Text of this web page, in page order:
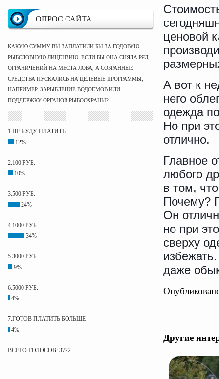
ОПРОС САЙТА
КАКУЮ СУММУ ВЫ ЗАПЛАТИЛИ БЫ ЗА ГОДОВУЮ
РЫБОЛОВНУЮ ЛИЦЕНЗИЮ, ЕСЛИ БЫ ОНА СНЯЛА РЯД
ОГРАНИЧЕНИЙ НА МЕСТА ЛОВА, А СОБРАННЫЕ
СРЕДСТВА ПУСКАЛИСЬ НА ЦЕЛЕВЫЕ ПРОГРАММЫ,
НАПРИМЕР, ЗАРЫБЛЕНИЕ ВОДОЕМОВ ИЛИ
ПОДДЕРЖКУ ОРГАНОВ РЫБООХРАНЫ?
1.НЕ БУДУ ПЛАТИТЬ
12%
2.100 РУБ.
10%
3.500 РУБ.
24%
4.1000 РУБ.
34%
5.3000 РУБ.
9%
6.5000 РУБ.
4%
7.ГОТОВ ПЛАТИТЬ БОЛЬШЕ
4%
ВСЕГО ГОЛОСОВ: 3722.
ценовой
А вот к
него
одежда
Но при
отлично.
Главное
любого
в том,
Почему?
Он
но при
сверху
даже
Другие